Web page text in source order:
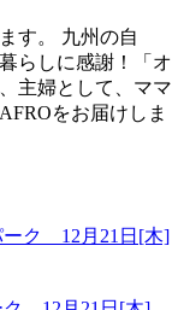
す。 九州の自
らしに感謝！「オ
主婦として、ママ
をお届けしま